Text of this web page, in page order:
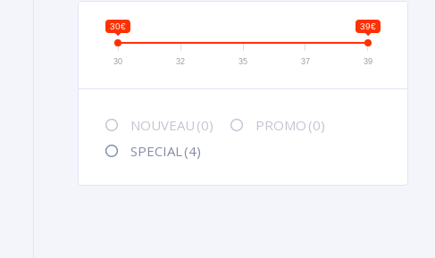
30€ 39€
30 32 35 37 39
NOUVEAU (0) PROMO (0)
SPECIAL (4)